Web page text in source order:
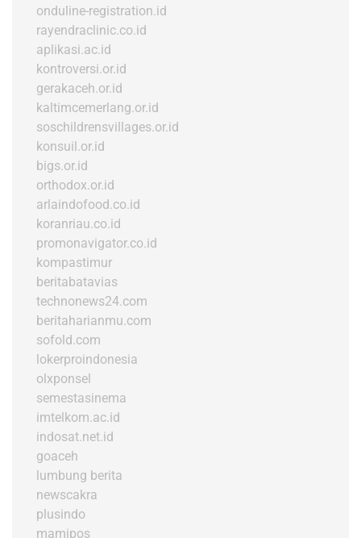
onduline-registration.id
rayendraclinic.co.id
aplikasi.ac.id
kontroversi.or.id
gerakaceh.or.id
kaltimcemerlang.or.id
soschildrensvillages.or.id
konsuil.or.id
bigs.or.id
orthodox.or.id
arlaindofood.co.id
koranriau.co.id
promonavigator.co.id
kompastimur
beritabatavias
technonews24.com
beritaharianmu.com
sofold.com
lokerproindonesia
olxponsel
semestasinema
imtelkom.ac.id
indosat.net.id
goaceh
lumbung berita
newscakra
plusindo
mamipos